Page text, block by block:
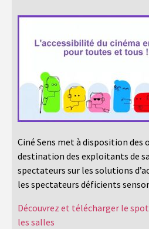
Ciné Sens met à disposition des
destination des exploitants de
spectateurs sur les solutions
les spectateurs déficients
Découvrez et télécharger le
les salles